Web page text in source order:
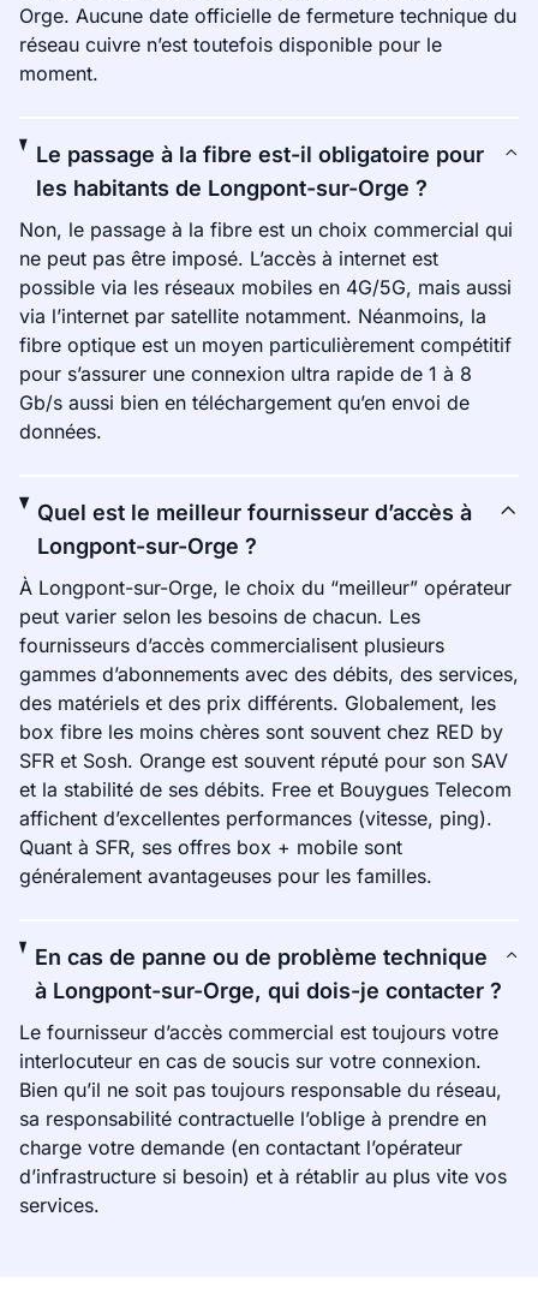
Orge. Aucune date officielle de fermeture technique du
réseau cuivre n’est toutefois disponible pour le
moment.
Le passage à la fibre est-il obligatoire pour
les habitants de Longpont-sur-Orge ?
Non, le passage à la fibre est un choix commercial qui
ne peut pas être imposé. L’accès à internet est
possible via les réseaux mobiles en 4G/5G, mais aussi
via l’internet par satellite notamment. Néanmoins, la
fibre optique est un moyen particulièrement compétitif
pour s’assurer une connexion ultra rapide de 1 à 8
Gb/s aussi bien en téléchargement qu’en envoi de
données.
Quel est le meilleur fournisseur d’accès à
Longpont-sur-Orge ?
À Longpont-sur-Orge, le choix du “meilleur” opérateur
peut varier selon les besoins de chacun. Les
fournisseurs d’accès commercialisent plusieurs
gammes d’abonnements avec des débits, des services,
des matériels et des prix différents. Globalement, les
box fibre les moins chères sont souvent chez RED by
SFR et Sosh. Orange est souvent réputé pour son SAV
et la stabilité de ses débits. Free et Bouygues Telecom
affichent d’excellentes performances (vitesse, ping).
Quant à SFR, ses offres box + mobile sont
généralement avantageuses pour les familles.
En cas de panne ou de problème technique
à Longpont-sur-Orge, qui dois-je contacter ?
Le fournisseur d’accès commercial est toujours votre
interlocuteur en cas de soucis sur votre connexion.
Bien qu’il ne soit pas toujours responsable du réseau,
sa responsabilité contractuelle l’oblige à prendre en
charge votre demande (en contactant l’opérateur
d’infrastructure si besoin) et à rétablir au plus vite vos
services.